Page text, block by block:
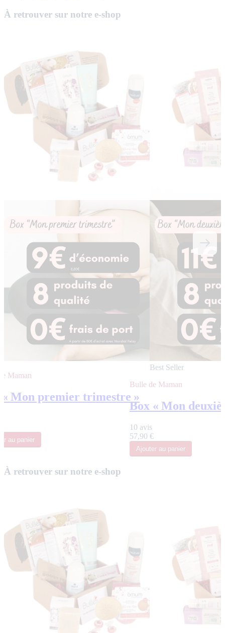
À retrouver sur notre e-shop
Maman
« Mon premier trimestre »
au panier
Best Seller
Bulle de Maman
Box « Mon
10 avis
57,90 €
Ajouter au panier
À retrouver sur notre e-shop